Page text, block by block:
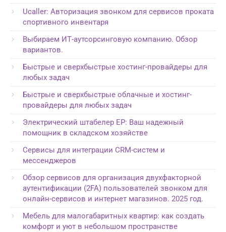
Ucaller: Авторизация звонком для сервисов проката
спортивного инвентаря
Выбираем ИТ-аутсорсинговую компанию. Обзор
вариантов.
Быстрые и сверхбыстрые хостинг-провайдеры для
любых задач
Быстрые и сверхбыстрые облачные и хостинг-
провайдеры для любых задач
Электрический штабелер EP: Ваш надежный
помощник в складском хозяйстве
Сервисы для интеграции CRM-систем и
мессенджеров
Обзор сервисов для организация двухфакторной
аутентификации (2FA) пользователей звонком для
онлайн-сервисов и интернет магазинов. 2025 год.
Мебель для малогабаритных квартир: как создать
комфорт и уют в небольшом пространстве